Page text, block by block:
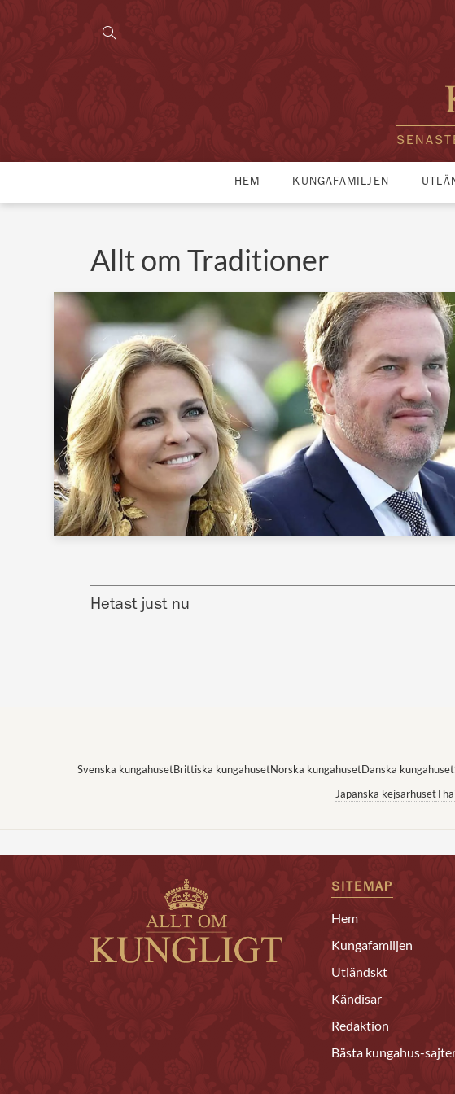
HEM KUNGAFAMILJEN
Allt om Traditioner
Hetast just nu
Svenska kungahusetBrittiska kungahusetNorska kungahusetDanska kungahuset
Japanska kejsarhuset
SITEMAP
Hem
Kungafamiljen
Utländskt
Kändisar
Redaktion
Bästa kungahus-